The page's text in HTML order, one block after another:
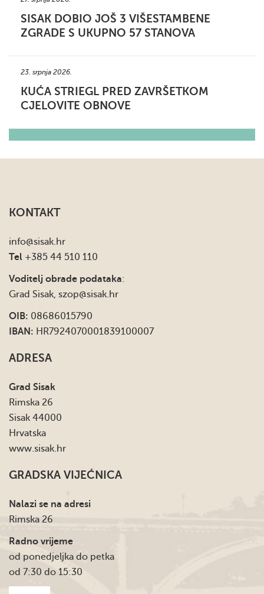
SISAK DOBIO JOŠ 3 VIŠESTAMBENE
ZGRADE S UKUPNO 57 STANOVA
23. srpnja 2026.
KUĆA STRIEGL PRED ZAVRŠETKOM
CJELOVITE OBNOVE
KONTAKT
info@sisak.hr
Tel +385 44 510 110
Voditelj obrade podataka:
Grad Sisak, szop@sisak.hr
OIB: 08686015790
IBAN: HR7924070001839100007
ADRESA
Grad Sisak
Rimska 26
Sisak 44000
Hrvatska
www.sisak.hr
GRADSKA VIJEĆNICA
Nalazi se na adresi
Rimska 26
Radno vrijeme
od ponedjeljka do petka
od 7:30 do 15:30